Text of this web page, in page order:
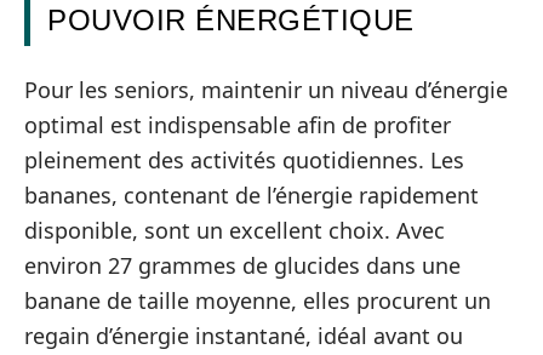
POUVOIR ÉNERGÉTIQUE
Pour les seniors, maintenir un niveau d’énergie
optimal est indispensable afin de profiter
pleinement des activités quotidiennes. Les
bananes, contenant de l’énergie rapidement
disponible, sont un excellent choix. Avec
environ 27 grammes de glucides dans une
banane de taille moyenne, elles procurent un
regain d’énergie instantané, idéal avant ou